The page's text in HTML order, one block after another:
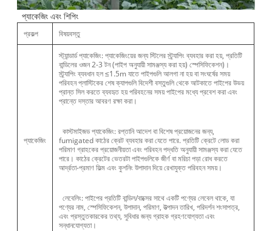
প্যাকেজিং এবং শিপিং
প্রকল্প বিষয়বস্তু
প্যাকেজিং
স্ট্যান্ডার্ড প্যাকেজিং: প্যাকেজিংয়ের জন্য স্টিলের স্ট্র্যাপিং ব্যবহার করা হয়, প্রতিটি
বান্ডিলের ওজন 2-3 টন (পাইপ অনুযায়ী সামঞ্জস্য করা হয়) স্পেসিফিকেশন)।
স্ট্র্যাপিং ব্যবধান হল ≤1.5m যাতে পাইপগুলি আলগা না হয় বা সংঘর্ষের সময়
পরিবহন প্লাস্টিকের শেষ ক্যাপগুলি বিদেশী বস্তুগুলি থেকে আটকাতে পাইপের উভয়
প্রান্ত সিল করতে ব্যবহৃত হয় পরিবহনের সময় পাইপের মধ্যে প্রবেশ করা এবং
প্রান্তে দস্তার আবরণ রক্ষা করা।
কাস্টমাইজড প্যাকেজিং: রপ্তানি আদেশ বা বিশেষ প্রয়োজনের জন্য,
fumigated কাঠের ক্রেট ব্যবহার করা যেতে পারে. প্রতিটি ক্রেটে লোড করা
পরিমাণ গ্রাহকের প্রয়োজনীয়তা এবং পরিবহন পদ্ধতি অনুযায়ী সামঞ্জস্য করা যেতে
পারে। কাঠের ক্রেটের ভেতরটা পাইপগুলিকে জীর্ণ বা মরিচা পড়া রোধ করতে
আর্দ্রতা-প্রমাণ ফিল্ম এবং কুশনিং উপাদান দিয়ে রেখাযুক্ত পরিবহন সময়।
লেবেলিং: পাইপের প্রতিটি বান্ডিল/বাক্সের সাথে একটি পণ্যের লেবেল থাকে, যা
পণ্যের নাম, স্পেসিফিকেশন, উপাদান, পরিমাণ, উত্পাদন তারিখ, পরিদর্শন শংসাপত্র,
এবং প্রস্তুতকারকের তথ্য, সুবিধার জন্য গ্রাহক গ্রহণযোগ্যতা এবং
সন্ধানযোগ্যতা।